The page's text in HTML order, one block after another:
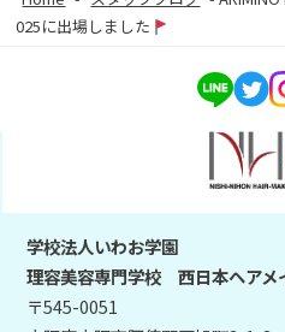
025に出場しました
学校法人いわお学園
理容美容専門学校 西日本ヘアメ
〒545-0051